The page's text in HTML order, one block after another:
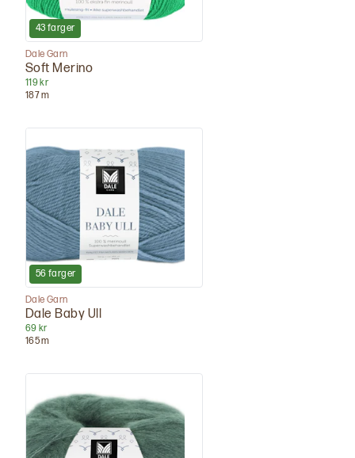
43 farger
Dale Garn
Soft Merino
119 kr
187m
56 farger
Dale Garn
Dale Baby Ull
69 kr
165m